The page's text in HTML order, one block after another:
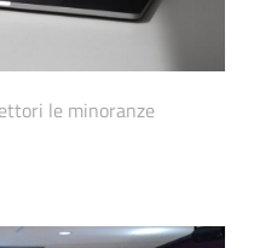
le minoranze